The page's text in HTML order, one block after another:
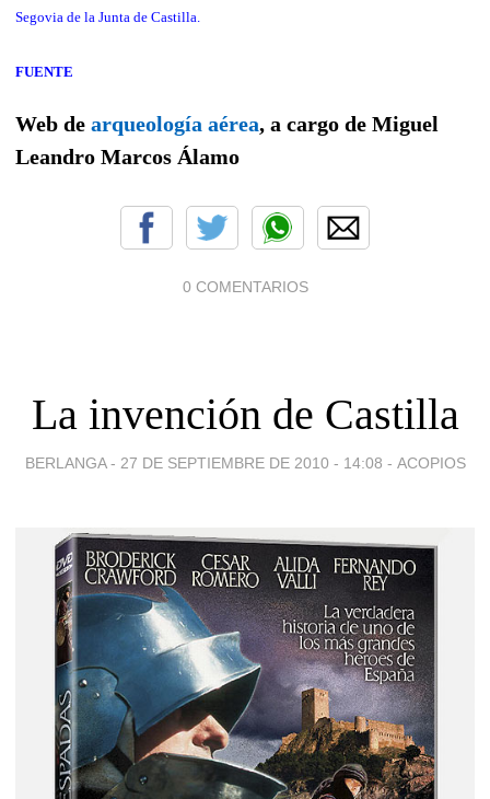
Segovia de la Junta de Castilla.
FUENTE
Web de arqueología aérea, a cargo de Miguel
Leandro Marcos Álamo
0 COMENTARIOS
La invención de Castilla
BERLANGA - 27 DE SEPTIEMBRE DE 2010 - 14:08 - ACOPIOS